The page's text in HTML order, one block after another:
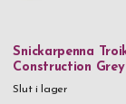
Snickarpenna
Construction Grey
Slut i lager